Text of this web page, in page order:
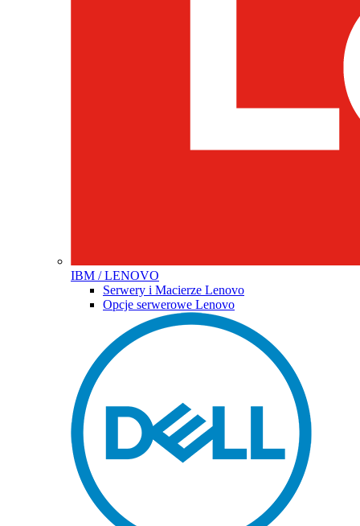
IBM / LENOVO
Serwery i Macierze Lenovo
Opcje serwerowe Lenovo